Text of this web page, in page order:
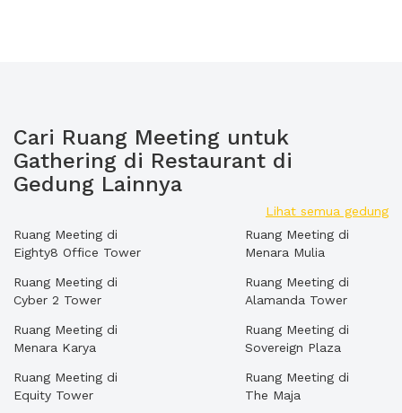
Cari Ruang Meeting untuk
Gathering di Restaurant di
Gedung Lainnya
Lihat semua gedung
Ruang Meeting di
Eighty8 Office Tower
Ruang Meeting di
Cyber 2 Tower
Ruang Meeting di
Menara Karya
Ruang Meeting di
Equity Tower
Ruang Meeting di
Menara Mulia
Ruang Meeting di
Alamanda Tower
Ruang Meeting di
Sovereign Plaza
Ruang Meeting di
The Maja